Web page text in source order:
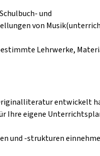
und
von
Lehrwerke,
entwickelt
Ihre eigene
und -strukturen